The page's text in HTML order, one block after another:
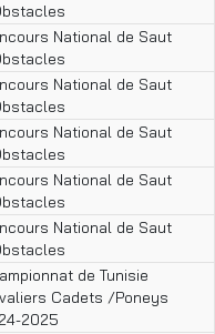
National de Saut
National de Saut
National de Saut
National de Saut
National de Saut
de Tunisie
Cadets /Poneys
2025